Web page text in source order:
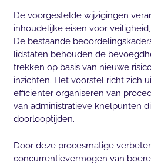
De voorgestelde wijzigingen
inhoudelijke eisen voor
De bestaande
lidstaten behouden de
trekken op basis van nieuwe
inzichten. Het voorstel richt zich
efficiënter organiseren van
van administratieve knelpunten
doorlooptijden.
Door deze procesmatige
concurrentievermogen van